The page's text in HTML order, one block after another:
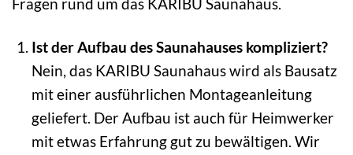
Fragen rund um das KARIBU Saunahaus.
Ist der Aufbau des Saunahauses kompliziert?
Nein, das KARIBU Saunahaus wird als Bausatz
mit einer ausführlichen Montageanleitung
geliefert. Der Aufbau ist auch für Heimwerker
mit etwas Erfahrung gut zu bewältigen. Wir